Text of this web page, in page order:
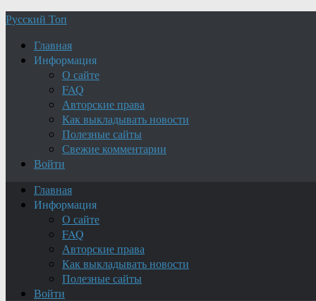
Русский Топ
Главная
Информация
О сайте
FAQ
Авторские права
Как выкладывать новости
Полезные сайты
Свежие комментарии
Войти
Главная
Информация
О сайте
FAQ
Авторские права
Как выкладывать новости
Полезные сайты
Войти